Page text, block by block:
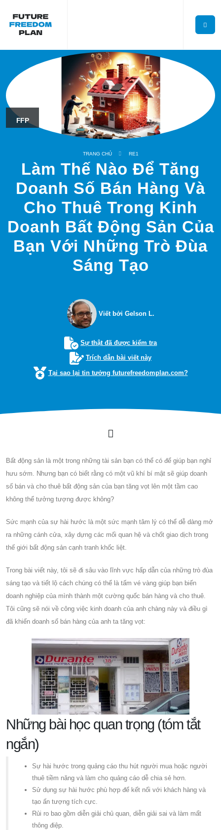
FFP
TRANG CHỦ RE1
Làm Thế Nào Để Tăng
Doanh Số Bán Hàng Và
Cho Thuê Trong Kinh
Doanh Bất Động Sản Của
Bạn Với Những Trò Đùa
Sáng Tạo
Viết bởi Gelson L.
Sự thật đã được kiểm tra
Trích dẫn bài viết này
Tại sao lại tin tưởng futurefreedomplan.com?
Bất động sản là một trong những tài sản bạn có thể có để giúp bạn nghỉ
hưu sớm. Nhưng bạn có biết rằng có một vũ khí bí mật sẽ giúp doanh
số bán và cho thuê bất động sản của bạn tăng vọt lên một tầm cao
không thể tưởng tượng được không?
Sức mạnh của sự hài hước là một sức mạnh tâm lý có thể dễ dàng mở
ra những cánh cửa, xây dựng các mối quan hệ và chốt giao dịch trong
thế giới bất động sản cạnh tranh khốc liệt.
Trong bài viết này, tôi sẽ đi sâu vào lĩnh vực hấp dẫn của những trò đùa
sáng tạo và tiết lộ cách chúng có thể là tấm vé vàng giúp bạn biến
doanh nghiệp của mình thành một cường quốc bán hàng và cho thuê.
Tôi cũng sẽ nói về công việc kinh doanh của anh chàng này và điều gì
đã khiến doanh số bán hàng của anh ta tăng vọt:
Những bài học quan trọng (tóm tắt
ngắn)
Sự hài hước trong quảng cáo thu hút người mua hoặc người
thuê tiềm năng và làm cho quảng cáo dễ chia sẻ hơn.
Sử dụng sự hài hước phù hợp để kết nối với khách hàng và
tạo ấn tượng tích cực.
Rủi ro bao gồm diễn giải chủ quan, diễn giải sai và làm mất
thông điệp.